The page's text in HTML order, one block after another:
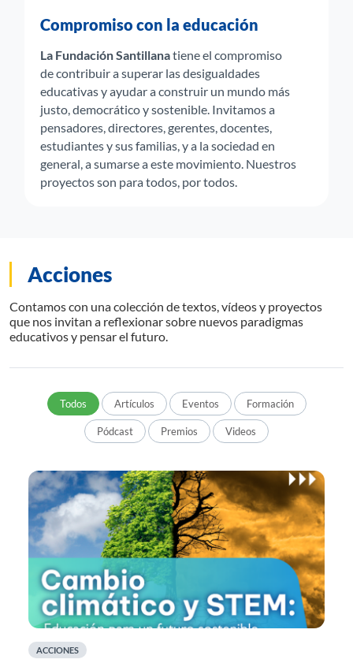
Compromiso con la educación
La Fundación Santillanatiene el compromiso
de contribuir a superar las desigualdades
educativas y ayudar a construir un mundo más
justo, democrático y sostenible. Invitamos a
pensadores, directores, gerentes, docentes,
estudiantes y sus familias, y a la sociedad en
general, a sumarse a este movimiento. Nuestros
proyectos son para todos, por todos.
Acciones
Contamos con una colección de textos, vídeos y proyectos
que nos invitan a reflexionar sobre nuevos paradigmas
educativos y pensar el futuro.
Todos Artículos Eventos Formación
Pódcast Premios Videos
ACCIONES